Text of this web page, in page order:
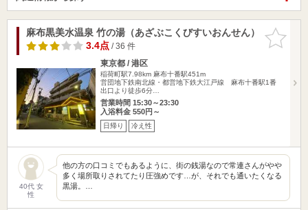
お気に入
りに追加
麻布黒美水温泉 竹の湯（あざぶこくびすいおんせん）
3.4点/ 36 件
東京都 / 港区
稲荷町駅7.98km 麻布十番駅451m
営団地下鉄南北線・都営地下鉄大江戸線 麻布十番駅1番
出口より徒歩6分…
営業時間 15:30～23:30
入浴料金 550円～
日帰り 冷え性
40代 女
性
他の方の口コミでもあるように、街の銭湯なので常連さんがやや
多く場所取りされてたり圧強めです…が、それでも通いたくなる
黒湯。…